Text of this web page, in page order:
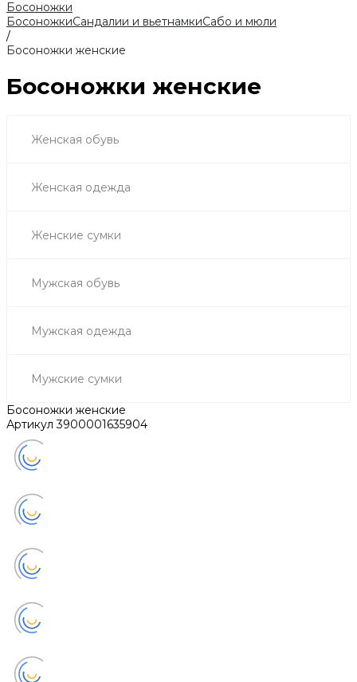
Босоножки
БосоножкиСандалии и вьетнамкиСабо и мюли
/
Босоножки женские
Босоножки женские
Женская обувь
Женская одежда
Женские сумки
Мужская обувь
Мужская одежда
Мужские сумки
Босоножки женские
Артикул3900001635904